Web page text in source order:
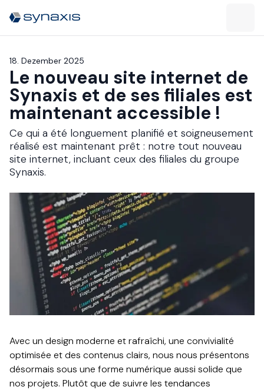
18. Dezember 2025
Le nouveau site internet de
Synaxis et de ses filiales est
maintenant accessible !​​​​‌ ‍ ​‍​‍‌‍ ‌ ​‍‌‍‍‌‌‍‌ ‌‍‍‌‌‍ ‍​‍​‍​ ‍‍​‍​‍‌ ​ ‌‍​‌‌‍ ‍‌‍‍‌‌ ‌​‌ ‍‌​‍ ‍‌‍‍‌‌‍ ​‍​‍​‍ ​​‍​‍‌‍‍​‌ ​‍‌‍‌‌‌‍‌‍​‍​‍​ ‍‍​‍​‍‌‍‍​‌ ‌​‌ ‌​‌ ​​​ ‍‍​‍ ​‍ ‌‍ ​‌‍ ‌‍​ ‌‍​‌‌‍ ​‌‍‍​‌‍ ‌ ​ ‌ ‌​​ ‍‍​ ​ ​ ​ ​ ​ ​ ​ ​‍ ‌‍‍‌‌‍ ‍‌ ‌​‌‍‌‌‌‍ ‍‌ ‌​​‍ ‌‍‌‌‌‍‌​‌‍‍‌‌ ‌​​‍ ‌‍ ‌‌‍ ‌‍‌​‌‍‌‌​ ‌‌ ​​‌ ​‍‌‍‌‌‌ ​ ‌‍‌‌‌‍ ‍‌ ‌​‌‍​‌‌ ‌​‌‍‍‌‌‍ ‌‍ ‍​ ‍ ‌‍‍‌‌‍‌​​ ‌​ ‌​‌‍​‌​ ‌‍​ ​​​ ‌ ​ ​ ‌‍​ ‌‍​‌​‍ ‌‌‍​‍​ ‌​‌‍‌‌‌‍​ ​‍ ‌​ ‌​​ ‌‌‌‍‌​​ ​ ​‍ ‌​ ‍​​ ​‍​ ‌ ​ ​​​‍ ‌‌‍‌‌​ ​​​ ‍​‌‍‌‌‌‍‌‌‌‍​ ​ ‌​‌‍​‍​ ‌​​ ‌ ‌‍​‍‌‍‌​​ ‍ ‌ ‌​‌ ‍‌‌ ​​‌‍‌‌​ ‌‌‍ ‍‌‍‌‌‌ ‌ ‌ ​ ​ ‍ ‌ ​​‌‍​‌‌ ‌​‌‍‍​​ ‌‌ ‌​‌‍‍‌‌ ‌​‌‍ ​‌‍‌‌​‍‌‌​ ‌‌‌​​‍‌‌ ‌‍‍ ‌‍‌‌‌ ‍‌​‍‌‌​ ​ ‌​‌​​‍‌‌​ ​ ‌​‌​​‍‌‌​ ​‍​ ​‍‌‍‌‍‌ ​‍​‍‌‌​ ​‍​ ​‍​‍‌‌​ ‌‌‌​‌​​‍ ‍‌ ‌‍‌‍​‌‌‍ ​‌ ‌‌‌‍‌‌​ ‌‍​‍‌‍​‌‌ ​ ‌‍‌‌‌‌‌‌‌ ​‍‌‍ ​​ ‌‌‍‍​‌ ‌​‌ ‌​‌ ​​​‍‌‌​ ​ ‌​​‌​‍‌‌​ ​‍‌​‌‍​‍‌‌​ ​‍‌​‌‍‌‍ ​‌‍ ‌‍​ ‌‍​‌‌‍ ​‌‍‍​‌‍ ‌ ​ ‌ ‌​​‍‌‌​ ​ ‌​​‌​ ​ ​ ​ ​ ​ ​ ​ ​‍‌‍‌‍‍‌‌‍‌​​ ‌​ ‌​‌‍​‌​ ‌‍​ ​​​ ‌ ​ ​ ‌‍​ ‌‍​‌​‍ ‌‌‍​‍​ ‌​‌‍‌‌‌‍​ ​‍ ‌​ ‌​​ ‌‌‌‍‌​​ ​ ​‍ ‌​ ‍​​ ​‍​ ‌ ​ ​​​‍ ‌‌‍‌‌​ ​​​ ‍​‌‍‌‌‌‍‌‌‌‍​ ​ ‌​‌‍​‍​ ‌​​ ‌ ‌‍​‍‌‍‌​​‍‌‍‌ ‌​‌ ‍‌‌ ​​‌‍‌‌​ ‌‌‍ ‍‌‍‌‌‌ ‌ ‌ ​ ​‍‌‍‌ ​​‌‍​‌‌ ‌​‌‍‍​​ ‌‌ ‌​‌‍‍‌‌ ‌​‌‍ ​‌‍‌‌​‍‌‌​ ‌‌‌​​‍‌‌ ‌‍‍ ‌‍‌‌‌ ‍‌​‍‌‌​ ​ ‌​‌​​‍‌‌​ ​ ‌​‌​​‍‌‌​ ​‍​ ​‍‌‍‌‍‌ ​‍​‍‌‌​ ​‍​ ​‍​‍‌‌​ ‌‌‌​‌​​‍ ‍‌ ‌‍‌‍​‌‌‍ ​‌ ‌‌‌‍‌‌​‍‌‍‌ ​​‌‍‌‌‌ ​‍‌ ​ ‌ ​​‌‍‌‌‌‍​ ‌ ‌​‌‍‍‌‌ ‌‍‌‍‌‌​ ‌‌ ​​‌ ‌‌‌‍​‍‌‍ ​‌‍‍‌‌ ​ ‌‍‍​‌‍‌‌‌‍‌​​‍​‍‌ ‌
Ce qui a été longuement planifié et soigneusement
réalisé est maintenant prêt : notre tout nouveau
site internet, incluant ceux des filiales du groupe
Synaxis.​​​​‌ ‍ ​‍​‍‌‍ ‌ ​‍‌‍‍‌‌‍‌ ‌‍‍‌‌‍ ‍​‍​‍​ ‍‍​‍​‍‌ ​ ‌‍​‌‌‍ ‍‌‍‍‌‌ ‌​‌ ‍‌​‍ ‍‌‍‍‌‌‍ ​‍​‍​‍ ​​‍​‍‌‍‍​‌ ​‍‌‍‌‌‌‍‌‍​‍​‍​ ‍‍​‍​‍‌‍‍​‌ ‌​‌ ‌​‌ ​​​ ‍‍​‍ ​‍ ‌‍ ​‌‍ ‌‍​ ‌‍​‌‌‍ ​‌‍‍​‌‍ ‌ ​ ‌ ‌​​ ‍‍​ ​ ​ ​ ​ ​ ​ ​ ​‍ ‌‍‍‌‌‍ ‍‌ ‌​‌‍‌‌‌‍ ‍‌ ‌​​‍ ‌‍‌‌‌‍‌​‌‍‍‌‌ ‌​​‍ ‌‍ ‌‌‍ ‌‍‌​‌‍‌‌​ ‌‌ ​​‌ ​‍‌‍‌‌‌ ​ ‌‍‌‌‌‍ ‍‌ ‌​‌‍​‌‌ ‌​‌‍‍‌‌‍ ‌‍ ‍​ ‍ ‌‍‍‌‌‍‌​​ ‌​ ‌​‌‍​‌​ ‌‍​ ​​​ ‌ ​ ​ ‌‍​ ‌‍​‌​‍ ‌‌‍​‍​ ‌​‌‍‌‌‌‍​ ​‍ ‌​ ‌​​ ‌‌‌‍‌​​ ​ ​‍ ‌​ ‍​​ ​‍​ ‌ ​ ​​​‍ ‌‌‍‌‌​ ​​​ ‍​‌‍‌‌‌‍‌‌‌‍​ ​ ‌​‌‍​‍​ ‌​​ ‌ ‌‍​‍‌‍‌​​ ‍ ‌ ‌​‌ ‍‌‌ ​​‌‍‌‌​ ‌‌‍ ‍‌‍‌‌‌ ‌ ‌ ​ ​ ‍ ‌ ​​‌‍​‌‌ ‌​‌‍‍​​ ‌‌‍‌​‌‍‌‌‌ ​ ‌‍​ ‌ ​‍‌‍‍‌‌ ​​‌ ‌​‌‍‍‌‌‍ ‌‍ ‍​‍‌‌​ ‌‌‌​​‍‌‌ ‌‍‍ ‌‍‌‌‌ ‍‌​‍‌‌​ ​ ‌​‌​​‍‌‌​ ​ ‌​‌​​‍‌‌​ ​‍​ ​‍‌‍‌‍‌ ​‍​‍‌‌​ ​‍​ ​‍​‍‌‌​ ‌‌‌​‌​​‍ ‍‌ ‌‍‌‍​‌‌‍ ​‌ ‌‌‌‍‌‌​ ‌‍​‍‌‍​‌‌ ​ ‌‍‌‌‌‌‌‌‌ ​‍‌‍ ​​ ‌‌‍‍​‌ ‌​‌ ‌​‌ ​​​‍‌‌​ ​ ‌​​‌​‍‌‌​ ​‍‌​‌‍​‍‌‌​ ​‍‌​‌‍‌‍ ​‌‍ ‌‍​ ‌‍​‌‌‍ ​‌‍‍​‌‍ ‌ ​ ‌ ‌​​‍‌‌​ ​ ‌​​‌​ ​ ​ ​ ​ ​ ​ ​ ​‍‌‍‌‍‍‌‌‍‌​​ ‌​ ‌​‌‍​‌​ ‌‍​ ​​​ ‌ ​ ​ ‌‍​ ‌‍​‌​‍ ‌‌‍​‍​ ‌​‌‍‌‌‌‍​ ​‍ ‌​ ‌​​ ‌‌‌‍‌​​ ​ ​‍ ‌​ ‍​​ ​‍​ ‌ ​ ​​​‍ ‌‌‍‌‌​ ​​​ ‍​‌‍‌‌‌‍‌‌‌‍​ ​ ‌​‌‍​‍​ ‌​​ ‌ ‌‍​‍‌‍‌​​‍‌‍‌ ‌​‌ ‍‌‌ ​​‌‍‌‌​ ‌‌‍ ‍‌‍‌‌‌ ‌ ‌ ​ ​‍‌‍‌ ​​‌‍​‌‌ ‌​‌‍‍​​ ‌‌‍‌​‌‍‌‌‌ ​ ‌‍​ ‌ ​‍‌‍‍‌‌ ​​‌ ‌​‌‍‍‌‌‍ ‌‍ ‍​‍‌‌​ ‌‌‌​​‍‌‌ ‌‍‍ ‌‍‌‌‌ ‍‌​‍‌‌​ ​ ‌​‌​​‍‌‌​ ​ ‌​‌​​‍‌‌​ ​‍​ ​‍‌‍‌‍‌ ​‍​‍‌‌​ ​‍​ ​‍​‍‌‌​ ‌‌‌​‌​​‍ ‍‌ ‌‍‌‍​‌‌‍ ​‌ ‌‌‌‍‌‌​‍‌‍‌ ​​‌‍‌‌‌ ​‍‌ ​ ‌ ​​‌‍‌‌‌‍​ ‌ ‌​‌‍‍‌‌ ‌‍‌‍‌‌​ ‌‌ ​​‌ ‌‌‌‍​‍‌‍ ​‌‍‍‌‌ ​ ‌‍‍​‌‍‌‌‌‍‌​​‍​‍‌ ‌
Avec un design moderne et rafraîchi, une convivialité
optimisée et des contenus clairs, nous nous présentons
désormais sous une forme numérique aussi solide que
nos projets. Plutôt que de suivre les tendances